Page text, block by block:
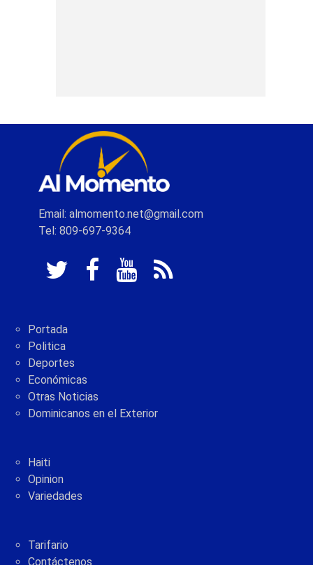
Email: almomento.net@gmail.com
Tel: 809-697-9364
Portada
Politica
Deportes
Económicas
Otras Noticias
Dominicanos en el Exterior
Haiti
Opinion
Variedades
Tarifario
Contáctenos